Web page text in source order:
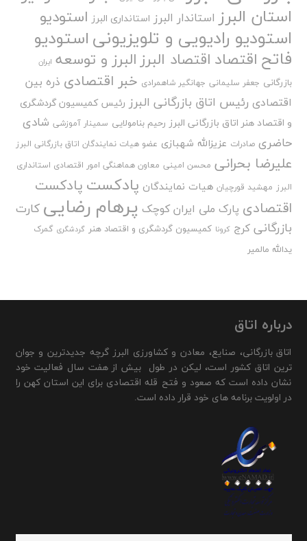
استان البرز استاندار البرز استانداری البرز استودیو
استودیو رادیویی و تلویزیونیاستودیو
فاتح اقتصاد اقتصاد البرزالبرز و توسعه ایران
بازرگانی جعفر سلیمانی جهانگیر شاهمرادی خبر اقتصادی ذره بین
اقتصادی رئیس اتاق بازرگانی البرز رئیس کمیسیون گردشگری
و اقتصاد هنر اتاق بازرگانی البرز رحیم بنامولایی سمینار آموزشی شادی
حاضری صادرات عزیزالله شهبازی عضو هیات نمایندگان اتاق بازرگانی البرز
علیرضا بحرانی محسن امینی معاون هماهنگی امور اقتصادی استانداری
البرز مهشید قورچیان هیات نمایندگان پادکست پادکست
اقتصادی پارک ملی ایران کوچک پرهام رضایی کارت
بازرگانی کرج کرونا کمیسیون گردشگری و اقتصاد هنر گردشگری گمرک
یدالله مالمیر
درباره اتاق
اتاق بازرگانی، صنایع، معادن و کشاورزی البرز گرچه جدیدترین و جوان
ترین اتاق کشور است، لیکن در طول بیش از هفت سال فعالیت خود
نشان داده است که صعود و فتح قله اقتصادی برای این استان کهن را
در اولویت برنامه های خود قرار داده است.